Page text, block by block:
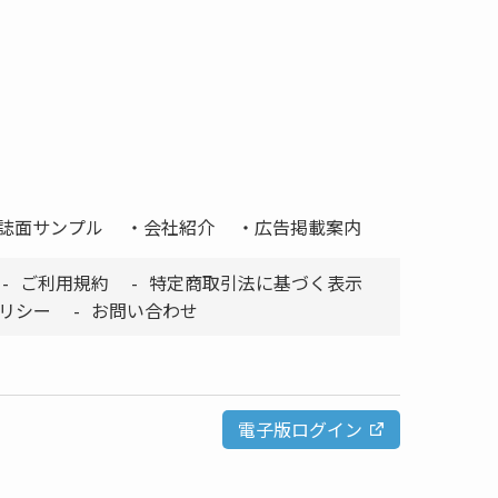
面サンプル 会社紹介 広告掲載案内
ご利用規約
特定商取引法に基づく表示
シー
お問い合わせ
電子版ログイン